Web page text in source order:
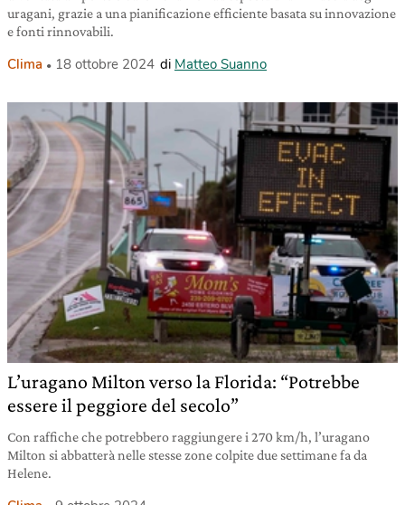
uragani, grazie a una pianificazione efficiente basata su innovazione
e fonti rinnovabili.
Clima 18 ottobre 2024 di Matteo Suanno
L’uragano Milton verso la Florida: “Potrebbe
essere il peggiore del secolo”
Con raffiche che potrebbero raggiungere i 270 km/h, l’uragano
Milton si abbatterà nelle stesse zone colpite due settimane fa da
Helene.